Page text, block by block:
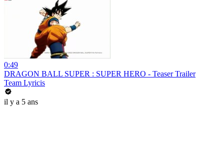
0:49
DRAGON BALL SUPER : SUPER HERO - Teaser Trailer
Team Lyricis
il y a 5 ans